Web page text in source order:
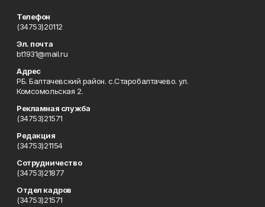
Телефон
(34753)20112
Эл. почта
bt1931@mail.ru
Адрес
РБ. Балтачевский район. с.Старобалтачево. ул.
Комсомольская 2.
Рекламная служба
(34753)21571
Редакция
(34753)21154
Сотрудничество
(34753)21877
Отдел кадров
(34753)21571